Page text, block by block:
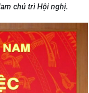
chủ trì Hội nghị.